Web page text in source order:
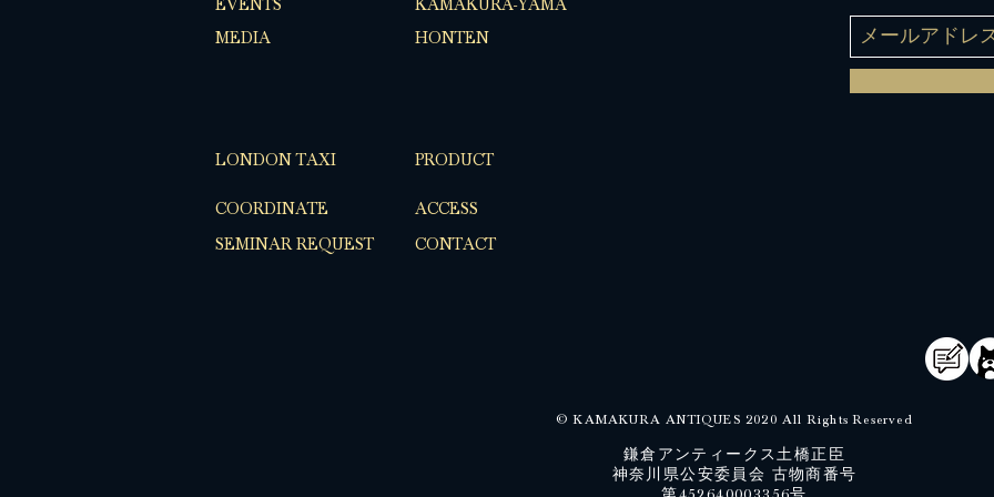
EVENTS
MEDIA
KAMAKURA-YAMA
HONTEN
LONDON TAXI
COORDINATE
SEMINAR REQUEST
PRODUCT
ACCESS
CONTACT
© KAMAKURA ANTIQUES 2020 All Rights Reserved
鎌倉アンティークス土橋正臣
神奈川県公安委員会 古物商番号